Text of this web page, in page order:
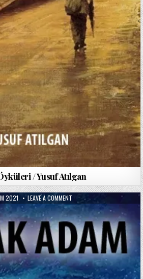
/ Yusuf Atılgan
2021 LEAVE A COMMENTON
AYLAK
ADAM
/
YUSUF
ATILGAN